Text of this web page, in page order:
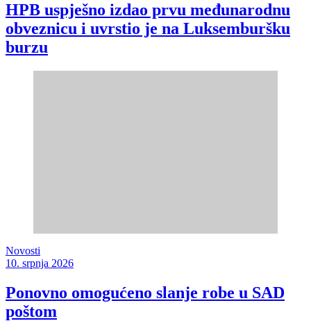
HPB uspješno izdao prvu međunarodnu
obveznicu i uvrstio je na Luksemburšku
burzu
Novosti
10. srpnja 2026
Ponovno omogućeno slanje robe u SAD
poštom